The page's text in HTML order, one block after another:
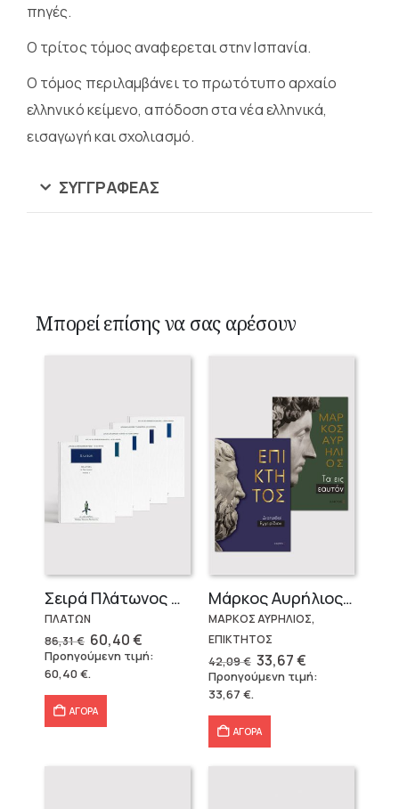
πηγές.
Ο τρίτος τόμος αναφερεται στην Ισπανία.
Ο τόμος περιλαμβάνει το πρωτότυπο αρχαίο
ελληνικό κείμενο, απόδοση στα νέα ελληνικά,
εισαγωγή και σχολιασμό.
ΣΥΓΓΡΑΦΈΑΣ
Μπορεί επίσης να σας αρέσουν
Σειρά Πλάτωνος Πολιτεία
ΠΛΑΤΩΝ
86,31€ Original
price
was:
86,31 €.
60,40€Η
τρέχουσα
τιμή
Προηγούμενη τιμή:
60,40€.
ΑΓΟΡΑ
Μάρκος Αυρήλιος & Επίκτητος (Επίτομα)
ΜΑΡΚΟΣ ΑΥΡΗΛΙΟΣ,
ΕΠΙΚΤΗΤΟΣ
42,09€ Original
price
was:
33,67€Η
τρέχουσα
τιμή
Προηγούμενη τιμή:
33,67 €.
ΑΓΟΡΑ